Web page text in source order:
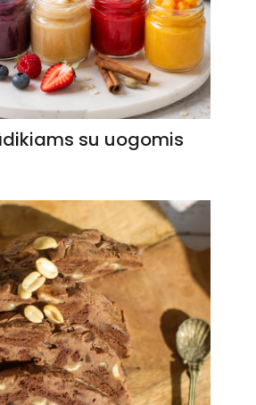
su uogomis